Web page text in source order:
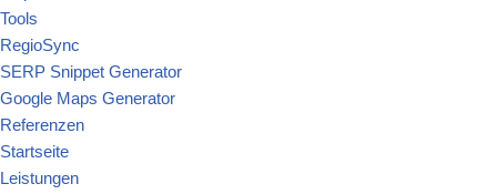
Tools
RegioSync
SERP Snippet Generator
Google Maps Generator
Referenzen
Startseite
Leistungen